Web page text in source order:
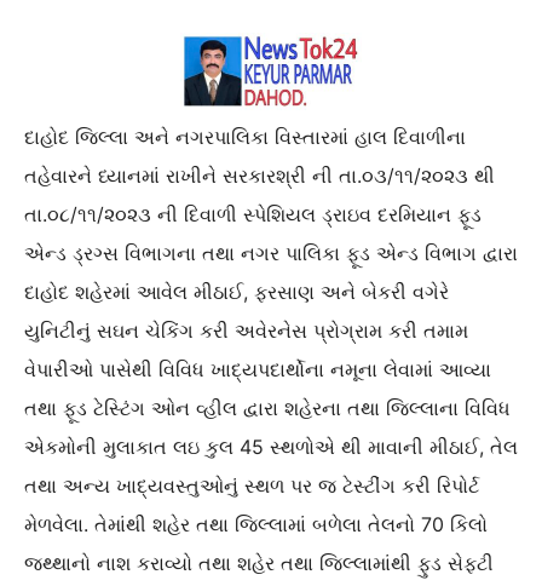
દાહોદ જિલ્લા અને નગરપાલિકા વિસ્તારમાં હાલ દિવાળીના
તહેવારને ધ્યાનમાં રાખીને સરકારશ્રી ની તા.૦૩/૧૧/૨૦૨૩ થી
તા.૦૮/૧૧/૨૦૨૩ ની દિવાળી સ્પેશિયલ ડ્રાઇવ દરમિયાન ફૂડ
એન્ડ ડ્રગ્સ વિભાગના તથા નગર પાલિકા ફૂડ એન્ડ વિભાગ દ્વારા
દાહોદ શહેરમાં આવેલ મીઠાઈ, ફરસાણ અને બેકરી વગેરે
યુનિટીનું સઘન ચેકિંગ કરી અવેરનેસ પ્રોગ્રામ કરી તમામ
વેપારીઓ પાસેથી વિવિધ ખાદ્યપદાર્થોના નમૂના લેવામાં આવ્યા
તથા ફૂડ ટેસ્ટિંગ ઓન વ્હીલ દ્વારા શહેરના તથા જિલ્લાના વિવિધ
એકમોની મુલાકાત લઇ કુલ 45 સ્થળોએ થી માવાની મીઠાઈ, તેલ
તથા અન્ય ખાદ્યવસ્તુઓનું સ્થળ પર જ ટેસ્ટીંગ કરી રિપોર્ટ
મેળવેલા. તેમાંથી શહેર તથા જિલ્લામાં બળેલા તેલનો 70 કિલો
જથ્થાનો નાશ કરાવ્યો તથા શહેર તથા જિલ્લામાંથી ફુડ સેફટી